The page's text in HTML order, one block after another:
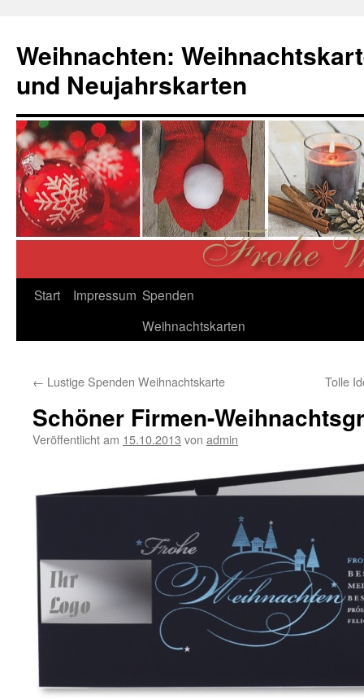
springen
Weihnachten:
und Neujahrskarten
Start Impressum Spenden
Weihnachtskarten
← Lustige Spenden Weihnachtskarte Tolle
Schöner Firmen-
Veröffentlicht am 15.10.2013 von admin